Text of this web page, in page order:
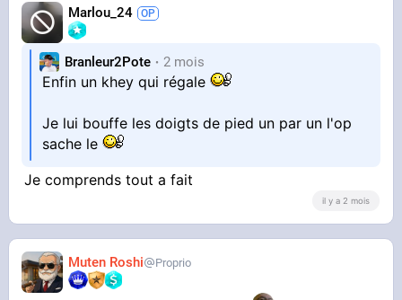
Marlou_24
Branleur2Pote 2 mois
Enfin un khey qui régale
Je lui bouffe les doigts de pied un par un l'op
sache le
Je comprends tout a fait
il y a 2 mois
Muten Roshi Proprio